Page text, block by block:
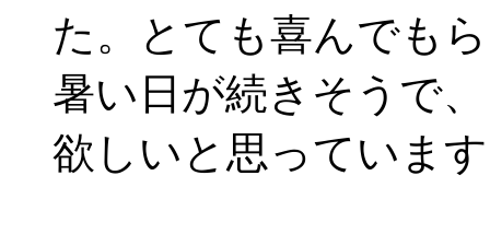
た。とても喜んでも
暑い日が続きそうで
欲しいと思っていま